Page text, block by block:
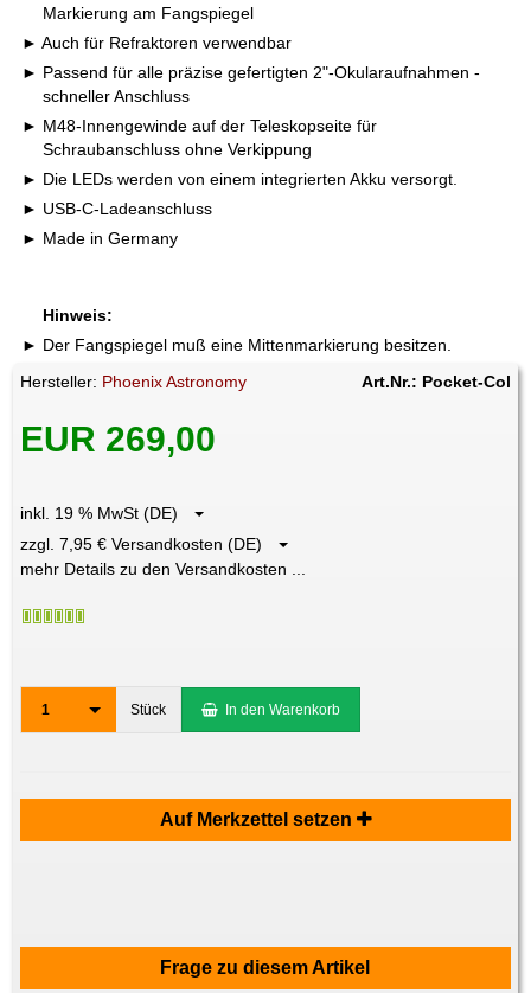
Markierung am Fangspiegel
Auch für Refraktoren verwendbar
Passend für alle präzise gefertigten 2"-Okularaufnahmen -
schneller Anschluss
M48-Innengewinde auf der Teleskopseite für
Schraubanschluss ohne Verkippung
Die LEDs werden von einem integrierten Akku versorgt.
USB-C-Ladeanschluss
Made in Germany
Hinweis:
Der Fangspiegel muß eine Mittenmarkierung besitzen.
Hersteller: Phoenix Astronomy Art.Nr.: Pocket-Col
EUR 269,00
inkl. 19 % MwSt (DE)
zzgl. 7,95 € Versandkosten (DE)
mehr Details zu den Versandkosten ...
1 Stück In den Warenkorb
Auf Merkzettel setzen
Frage zu diesem Artikel